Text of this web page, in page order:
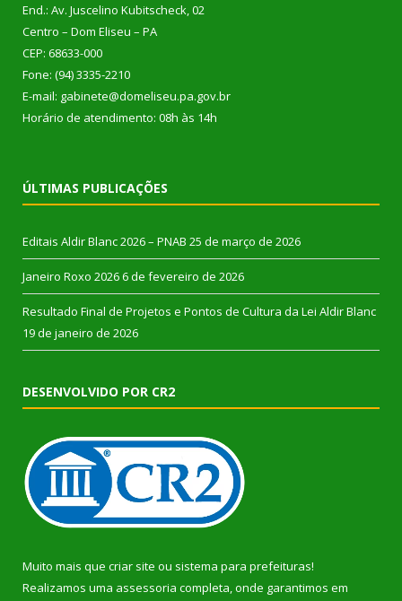
End.: Av. Juscelino Kubitscheck, 02
Centro – Dom Eliseu – PA
CEP: 68633-000
Fone: (94) 3335-2210
E-mail: gabinete@domeliseu.pa.gov.br
Horário de atendimento: 08h às 14h
ÚLTIMAS PUBLICAÇÕES
Editais Aldir Blanc 2026 – PNAB 25 de março de 2026
Janeiro Roxo 2026 6 de fevereiro de 2026
Resultado Final de Projetos e Pontos de Cultura da Lei Aldir Blanc
19 de janeiro de 2026
DESENVOLVIDO POR CR2
Muito mais que criar site ou sistema para prefeituras!
Realizamos uma assessoria completa, onde garantimos em